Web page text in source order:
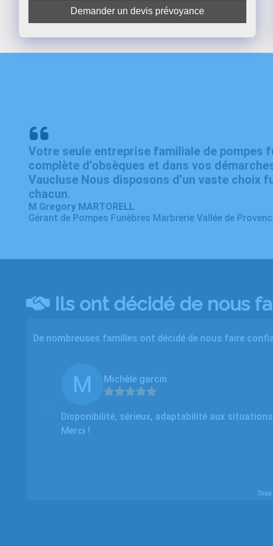
Demander un devis prévoyance
Votre seule entreprise familiale de pompes
complète d’obsèques et dans vos
Vaucluse Nous disposons d’un vaste
chacun.
M Gregory MARTORELL
Gérant de Pompes Funèbres Marbrerie Vallée de
Ils ont décidé de nous
De nombreuses familles ont décidé de nous faire
Michèle garcin
Disponibilité, sérieux, adaptabilité aux
Merci !